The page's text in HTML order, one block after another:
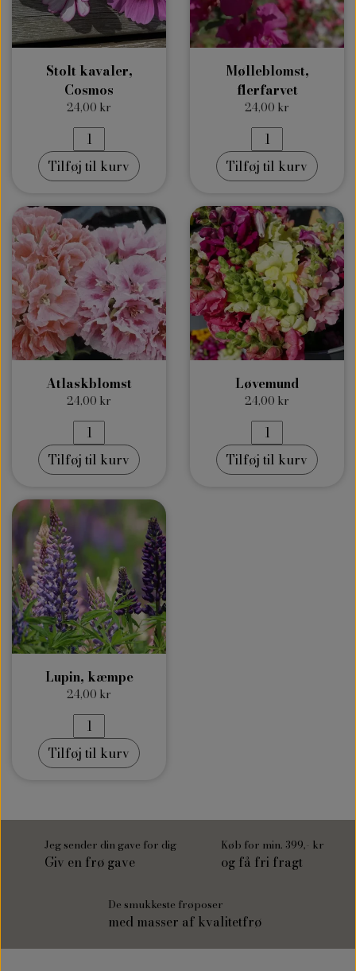
Stolt kavaler,
Cosmos
24,00 kr
Tilføj til kurv
Mølleblomst,
flerfarvet
24,00 kr
Tilføj til kurv
Atlaskblomst
24,00 kr
Tilføj til kurv
Løvemund
24,00 kr
Tilføj til kurv
Lupin, kæmpe
24,00 kr
Tilføj til kurv
Jeg sender din gave for dig
Giv en frø gave
Køb for min. 399,- kr
og få fri fragt
De smukkeste frøposer
med masser af kvalitetfrø